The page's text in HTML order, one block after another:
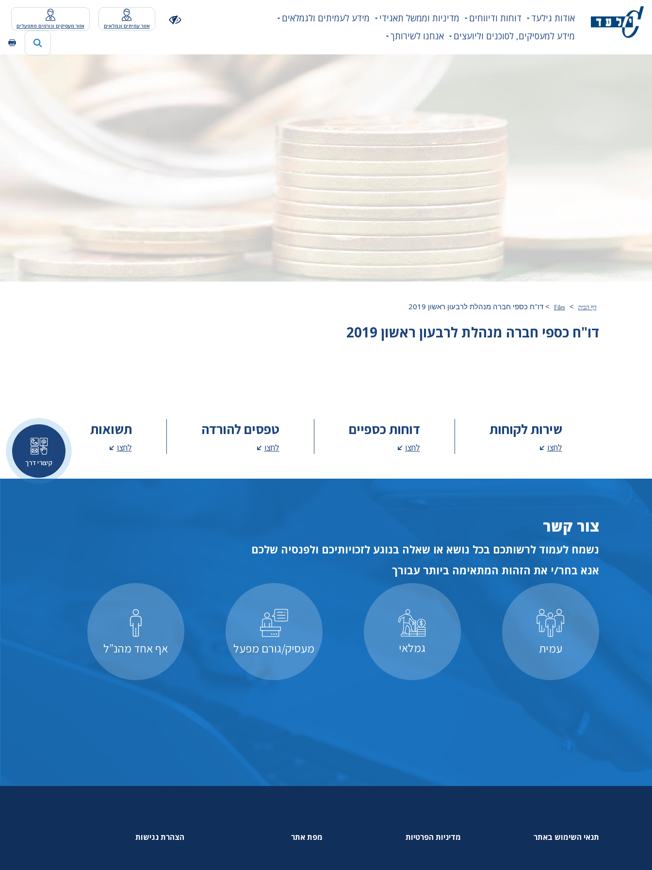
אודות גילעד דוחות ודיווחים מדיניות וממשל תאגידי
מידע לעמיתים ולגמלאים
מידע למעסיקים, לסוכנים וליועצים
אנחנו לשירותך
אזור עמיתים וגמלאים אזור מעסיקים וגורמים מתפעלים
קיצורי דרך
דף הבית >
Files
>דו"ח כספי חברה מנהלת לרבעון ראשון 2019
דו"ח כספי חברה מנהלת לרבעון ראשון 2019
שירות לקוחות
לחצו
דוחות כספיים
לחצו
טפסים להורדה
לחצו
תשואות
לחצו
צור קשר
נשמח לעמוד לרשותכם בכל נושא או שאלה בנוגע לזכויותיכם ולפנסיה שלכם
אנא בחר/י את הזהות המתאימה ביותר עבורך
עמית גמלאי מעסיק/גורם מפעל אף אחד מהנ”ל
תנאי השימוש באתר מדיניות הפרטיות מפת אתר הצהרת נגישות